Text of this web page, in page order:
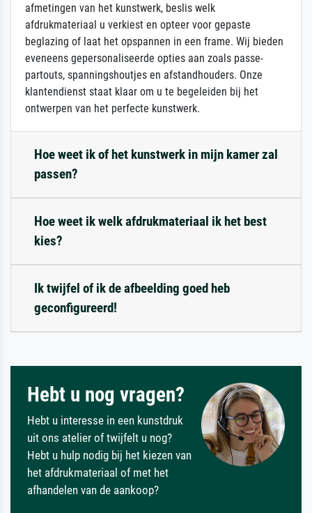
afmetingen van het kunstwerk, beslis welk
afdrukmateriaal u verkiest en opteer voor gepaste
beglazing of laat het opspannen in een frame. Wij bieden
eveneens gepersonaliseerde opties aan zoals passe-
partouts, spanningshoutjes en afstandhouders. Onze
klantendienst staat klaar om u te begeleiden bij het
ontwerpen van het perfecte kunstwerk.
Hoe weet ik of het kunstwerk in mijn kamer zal
passen?
Hoe weet ik welk afdrukmateriaal ik het best
kies?
Ik twijfel of ik de afbeelding goed heb
geconfigureerd!
Hebt u nog vragen?
Hebt u interesse in een kunstdruk
uit ons atelier of twijfelt u nog?
Hebt u hulp nodig bij het kiezen van
het afdrukmateriaal of met het
afhandelen van de aankoop?